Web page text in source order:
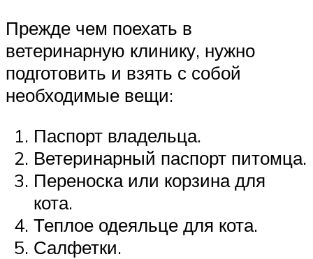
Прежде чем поехать в
ветеринарную клинику, нужно
подготовить и взять с собой
необходимые вещи:
Паспорт владельца.
Ветеринарный паспорт питомца.
Переноска или корзина для
кота.
Теплое одеяльце для кота.
Салфетки.